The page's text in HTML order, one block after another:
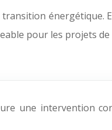
énergétique.
pour les projets
une intervention